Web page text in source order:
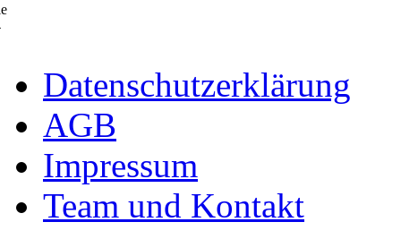
Datenschutzerklärung
AGB
Impressum
Team und Kontakt